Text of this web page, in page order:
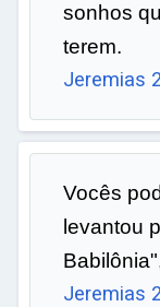
sonhos
terem.
Jeremias
Vocês
levantou
Jeremias